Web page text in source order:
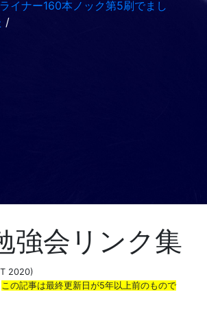
イナー160本ノック第5刷でまし
/
強会リンク集
2020)
この記事は最終更新日が5年以上前のもので